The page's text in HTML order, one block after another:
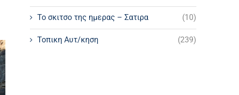
Το σκιτσο της ημερας – Σατιρα (10)
Τοπικη Αυτ/κηση (239)